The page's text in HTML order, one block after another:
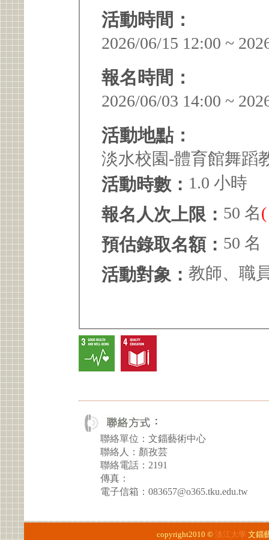
活動時間：
2026/06/15 12:00 ~
報名時間：
2026/06/03 14:00 ~
活動地點：
淡水校園-體育館舞蹈
活動時數： 1.0 小時
報名人次上限： 50 名
預估錄取名額： 50 名
活動對象： 教師、職
聯絡單位：文錙藝術中心
聯絡人：顏孜芸
聯絡電話：2191
傳真：
電子信箱：083657@o365.tku.edu.tw
copyright2010 © 淡江大學 文錙